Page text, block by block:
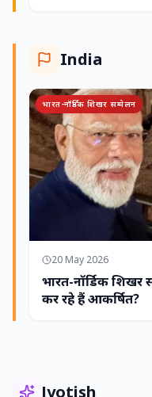
India
भारत-नॉर्डिक शिखर सम्मेलन
20 May 2026
भारत-नॉर्डिक शिखर
कर रहे हैं आकर्षित?
Jyotish